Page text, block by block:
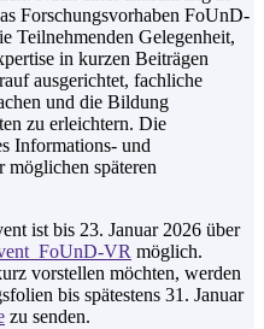
Forschungsvorhaben FoUnD-
Teilnehmenden Gelegenheit,
in kurzen Beiträgen
ausgerichtet, fachliche
und die Bildung
zu erleichtern. Die
Informations- und
möglichen späteren
ist bis 23. Januar 2026 über
FoUnD-VR möglich.
vorstellen möchten, werden
bis spätestens 31. Januar
zu senden.